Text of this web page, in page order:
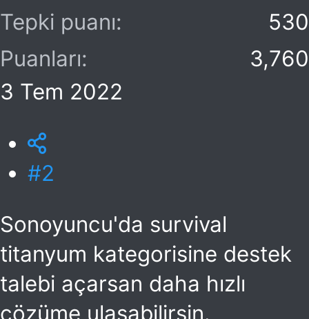
Tepki puanı
530
Puanları
3,760
3 Tem 2022
#2
Sonoyuncu'da survival
titanyum kategorisine destek
talebi açarsan daha hızlı
çözüme ulaşabilirsin.